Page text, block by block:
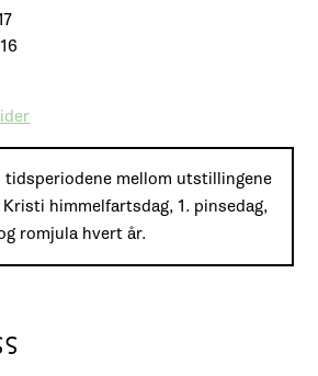
mellom utstillingene
Kristi himmelfartsdag, 1. pinsedag,
romjula hvert år.